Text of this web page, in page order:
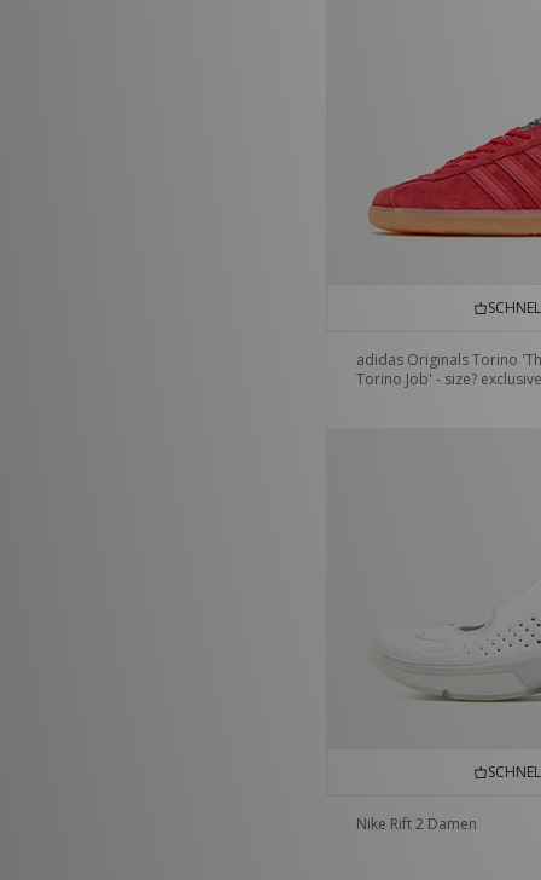
adidas Originals Torino
Torino Job' - size? exclusive
Nike Rift 2 Damen